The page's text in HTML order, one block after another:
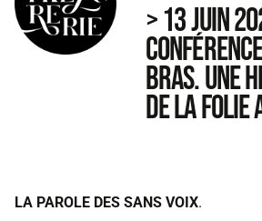
> 13 JUIN
BRAS. UNE
DE LA FOLIE
LA PAROLE DES SANS VOIX.